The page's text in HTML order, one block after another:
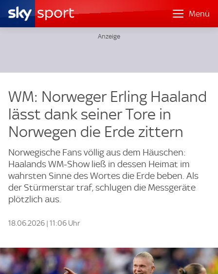
Menü
WM: Norweger Erling Haaland
lässt dank seiner Tore in
Norwegen die Erde zittern
Norwegische Fans völlig aus dem Häuschen:
Haalands WM-Show ließ in dessen Heimat im
wahrsten Sinne des Wortes die Erde beben. Als
der Stürmerstar traf, schlugen die Messgeräte
plötzlich aus.
18.06.2026 | 11:06 Uhr